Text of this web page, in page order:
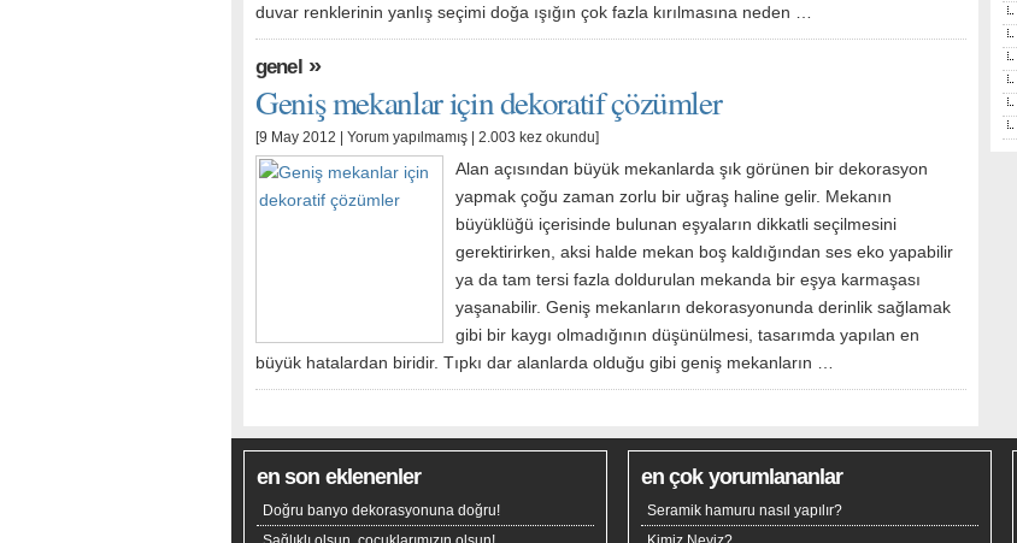
duvar renklerinin yanlış seçimi doğa ışığın çok fazla kırılmasına neden …
genel»
Geniş mekanlar için dekoratif çözümler
[9 May 2012 | Yorum yapılmamış | 2.003 kez okundu]
Alan açısından büyük mekanlarda şık görünen bir dekorasyon
yapmak çoğu zaman zorlu bir uğraş haline gelir. Mekanın
büyüklüğü içerisinde bulunan eşyaların dikkatli seçilmesini
gerektirirken, aksi halde mekan boş kaldığından ses eko yapabilir
ya da tam tersi fazla doldurulan mekanda bir eşya karmaşası
yaşanabilir. Geniş mekanların dekorasyonunda derinlik sağlamak
gibi bir kaygı olmadığının düşünülmesi, tasarımda yapılan en
büyük hatalardan biridir. Tıpkı dar alanlarda olduğu gibi geniş mekanların …
en son eklenenler
Doğru banyo dekorasyonuna doğru!
en çok yorumlananlar
Seramik hamuru nasıl yapılır?